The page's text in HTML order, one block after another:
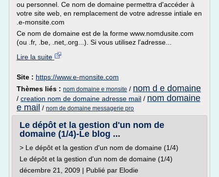
ou personnel. Ce nom de domaine permettra d'accéder à
votre site web, en remplacement de votre adresse intiale en
.e-monsite.com
Ce nom de domaine est de la forme www.nomdusite.com
(ou .fr, .be, .net,.org...). Si vous utilisez l'adresse...
Lire la suite
Site : https://www.e-monsite.com
Thèmes liés : nom domaine e monsite / nom d e domaine
/ creation nom de domaine adresse mail / nom domaine
e mail / nom de domaine messagerie pro
Le dépôt et la gestion d'un nom de
domaine (1/4)-Le blog ...
> Le dépôt et la gestion d'un nom de domaine (1/4)
Le dépôt et la gestion d'un nom de domaine (1/4)
décembre 21, 2009 | Publié par Elodie